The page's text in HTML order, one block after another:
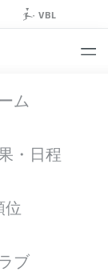
VBL
ム
・日程
位
ブ
2026